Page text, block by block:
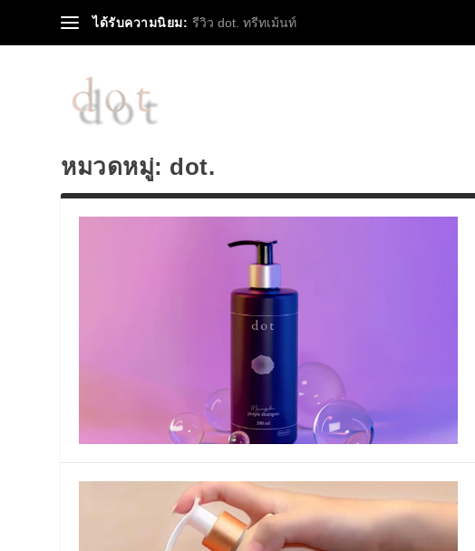
ได้รับความนิยม: รีวิว dot. ทรีทเม้นท์
หมวดหมู่: dot.